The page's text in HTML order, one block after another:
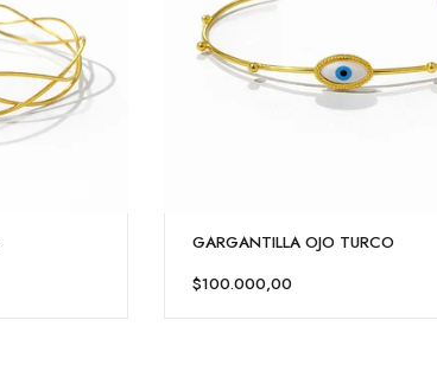
GARGANTILLA OJO TURCO
$100.000,00